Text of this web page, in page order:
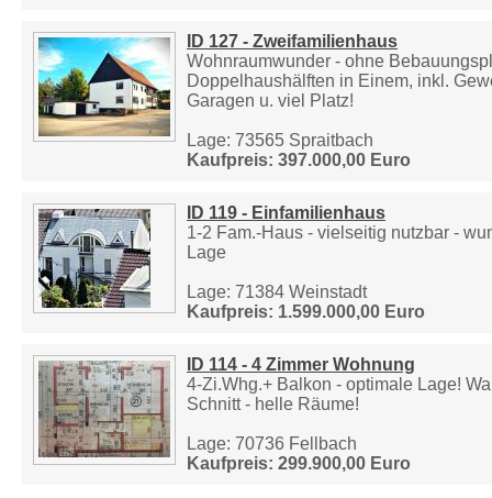
ID 127 - Zweifamilienhaus
Wohnraumwunder - ohne
Doppelhaushälften in Einem, inkl.
Garagen u. viel Platz!
Lage: 73565 Spraitbach
Kaufpreis: 397.000,00 Euro
ID 119 - Einfamilienhaus
1-2 Fam.-Haus - vielseitig nutzbar -
Lage
Lage: 71384 Weinstadt
Kaufpreis: 1.599.000,00 Euro
ID 114 - 4 Zimmer Wohnung
4-Zi.Whg.+ Balkon - optimale Lage!
Schnitt - helle Räume!
Lage: 70736 Fellbach
Kaufpreis: 299.900,00 Euro